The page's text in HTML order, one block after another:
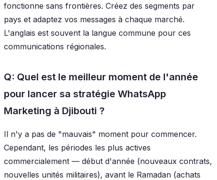
fonctionne sans frontières. Créez des segments par
pays et adaptez vos messages à chaque marché.
L'anglais est souvent la langue commune pour ces
communications régionales.
Q: Quel est le meilleur moment de l'année
pour lancer sa stratégie WhatsApp
Marketing à Djibouti ?
Il n'y a pas de "mauvais" moment pour commencer.
Cependant, les périodes les plus actives
commercialement — début d'année (nouveaux contrats,
nouvelles unités militaires), avant le Ramadan (achats